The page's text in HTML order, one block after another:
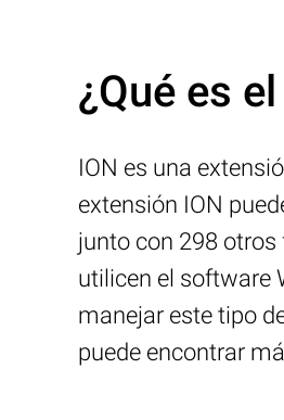
¿Qué es
ION es una
extensión ION
junto con 298
utilicen el software
manejar este tipo
puede encontrar